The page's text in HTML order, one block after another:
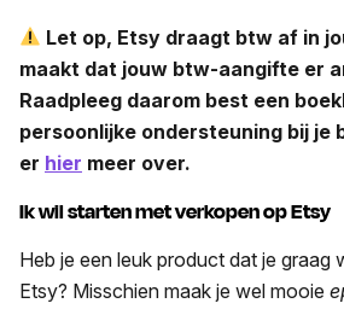
Let op, Etsy draagt btw af in
maakt dat jouw btw-aangifte er
Raadpleeg daarom best een
persoonlijke ondersteuning bij je
er hier meer over.
Ik wil starten met verkopen op Etsy
Heb je een leuk product dat je graag
Etsy? Misschien maak je wel mooie